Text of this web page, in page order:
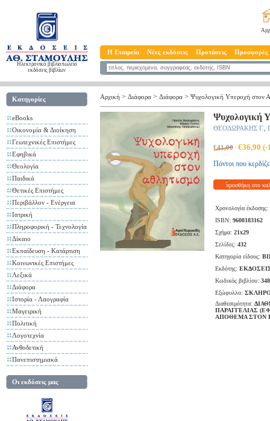
Ηλεκτρονικό βιβλιοπωλείο
εκδόσεις βιβλίων
Η Εταιρεία Νέες εκδόσεις Προτάσεις Προσφορές
Κατηγορίες
eBooks
Οικονομία & Διοίκηση
Γεωτεχνικές Επιστήμες
Εφηβικά
Θεολογία
Παιδικά
Θετικές Επιστήμες
Περιβάλλον - Ενέργεια
Ιατρική
Πληροφορική - Τεχνολογία
Δίκαιο
Εκπαίδευση - Κατάρτιση
Κοινωνικές Επιστήμες
Λεξικά
Διάφορα
Ιστορία - Λαογραφία
Μαγειρική
Πολιτική
Λογοτεχνία
Ανθοδετική
Πανεπιστημιακά
Οι εκδόσεις μας
Αρχική > Διάφορα > Διάφορα > Ψυχολογική Υπεροχή στον
Ψυχολογική
ΘΕΟΔΩΡΑΚΗΣ Γ.
€41,00 €36,90
Πόντοι που
προσθήκη στο
Χρονολογία έκδοσης:
ISBN: 9608183162
Σχήμα: 21x29
Σελίδες: 432
Κατηγορία είδους:
Εκδότης:
Κωδικός βιβλίου:
Εξώφυλλο:
Διαθεσιμότητα:
ΠΑΡΑΓΓΕΛΙΑΣ
ΑΠΟΘΕΜΑ ΣΤΟΝ